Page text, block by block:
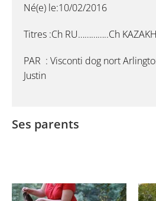
Né(e) le:10/02/2016
Titres :Ch RU…………..Ch
PAR : Visconti dog nort
Justin
Ses parents